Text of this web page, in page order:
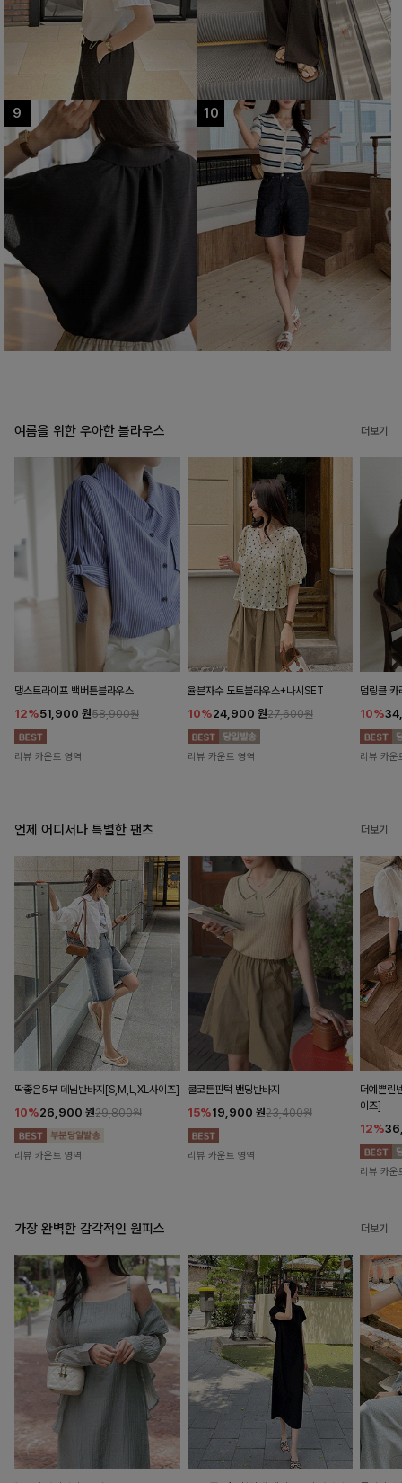
여름을 위한 우아한 블라우스 더보기
댕스트라이프 백버튼블라우스
12%51,900 원58,900원
리뷰 카운트 영역
율븐자수 도트블라우스+나시SET
10%24,900 원27,600원
리뷰 카운트 영역
덤링클 카
10%
리뷰 카운
언제 어디서나 특별한 팬츠 더보기
딱좋은5부 데님반바지[S,M,L,XL사이즈]
10%26,900 원29,800원
리뷰 카운트 영역
쿨코튼핀턱 밴딩반바지
15%19,900 원23,400원
리뷰 카운트 영역
더예쁜린
이즈]
12%
리뷰 카운
가장 완벽한 감각적인 원피스 더보기